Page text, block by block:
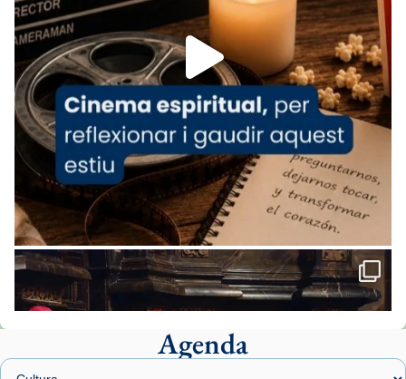
Foto
View on Facebook · Share
Arquebisbat de Barcelona
2 weeks ago
«Avui les santes Juliana i Semproniana ens
ajuden a alçar la mirada»
Mons. Sergi Gordo, bisbe de Tortosa, ha
presidit aquest 27 de juliol la missa de Les
Santes de Mataró.
🔗tinyurl.com/cvu5jmbk
📸 J. Merino
Agenda